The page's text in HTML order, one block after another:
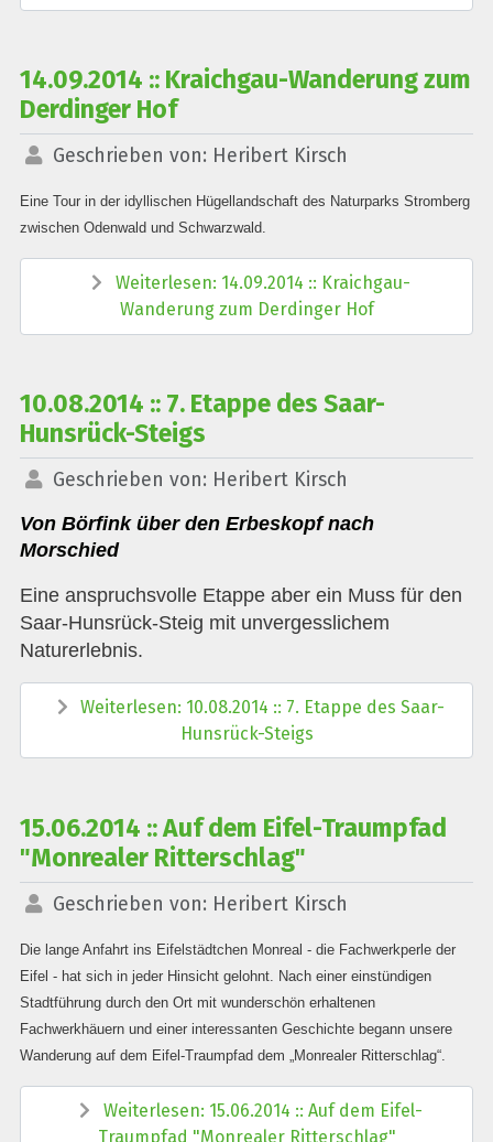
14.09.2014 :: Kraichgau-Wanderung zum
Derdinger Hof
Geschrieben von: Heribert Kirsch
Eine Tour in der idyllischen Hügellandschaft des Naturparks Stromberg
zwischen Odenwald und Schwarzwald.
Weiterlesen: 14.09.2014 :: Kraichgau-
Wanderung zum Derdinger Hof
10.08.2014 :: 7. Etappe des Saar-
Hunsrück-Steigs
Geschrieben von: Heribert Kirsch
Von Börfink über den Erbeskopf nach
Morschied
Eine anspruchsvolle Etappe aber ein Muss für den
Saar-Hunsrück-Steig mit unvergesslichem
Naturerlebnis.
Weiterlesen: 10.08.2014 :: 7. Etappe des Saar-
Hunsrück-Steigs
15.06.2014 :: Auf dem Eifel-Traumpfad
"Monrealer Ritterschlag"
Geschrieben von: Heribert Kirsch
Die lange Anfahrt ins Eifelstädtchen Monreal - die Fachwerkperle der
Eifel - hat sich in jeder Hinsicht gelohnt. Nach einer einstündigen
Stadtführung durch den Ort mit wunderschön erhaltenen
Fachwerkhäuern und einer interessanten Geschichte begann unsere
Wanderung auf dem Eifel-Traumpfad dem „Monrealer Ritterschlag“.
Weiterlesen: 15.06.2014 :: Auf dem Eifel-
Traumpfad "Monrealer Ritterschlag"